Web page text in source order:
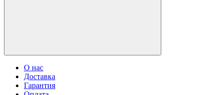
О нас
Доставка
Гарантия